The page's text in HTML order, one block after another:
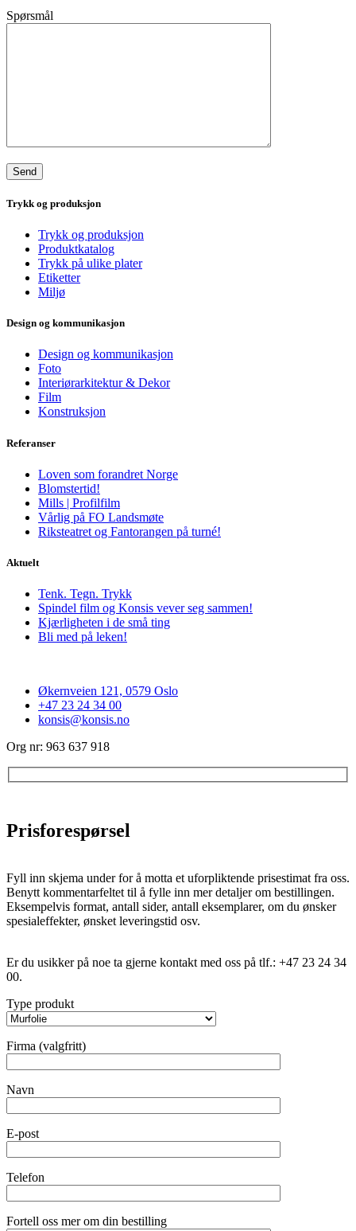
Spørsmål
Trykk og produksjon
Trykk og produksjon
Produktkatalog
Trykk på ulike plater
Etiketter
Miljø
Design og kommunikasjon
Design og kommunikasjon
Foto
Interiørarkitektur & Dekor
Film
Konstruksjon
Referanser
Loven som forandret Norge
Blomstertid!
Mills | Profilfilm
Vårlig på FO Landsmøte
Riksteatret og Fantorangen på turné!
Aktuelt
Tenk. Tegn. Trykk
Spindel film og Konsis vever seg sammen!
Kjærligheten i de små ting
Bli med på leken!
Økernveien 121, 0579 Oslo
+47 23 24 34 00
konsis@konsis.no
Org nr: 963 637 918
Prisforespørsel
Fyll inn skjema under for å motta et uforpliktende prisestimat fra oss.
Benytt kommentarfeltet til å fylle inn mer detaljer om bestillingen.
Eksempelvis format, antall sider, antall eksemplarer, om du ønsker
spesialeffekter, ønsket leveringstid osv.
Er du usikker på noe ta gjerne kontakt med oss på tlf.: +47 23 24 34
00.
Type produkt
Firma (valgfritt)
Navn
E-post
Telefon
Fortell oss mer om din bestilling